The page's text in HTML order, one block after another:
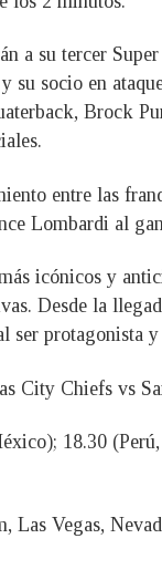
a su tercer
su socio en
Brock
entre las
Lombardi al
icónicos y
Desde la
ser protagonista
City Chiefs vs
18.30
Las Vegas,